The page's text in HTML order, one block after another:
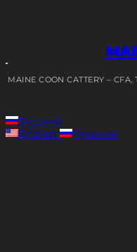
MAINE COON CATTERY –
Русский
English
Русский